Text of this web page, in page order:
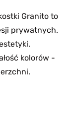
Granito to
prywatnych.
kolorów -